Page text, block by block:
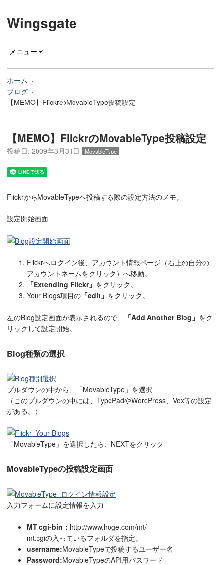
Wingsgate
ホーム
ブログ
【MEMO】FlickrのMovableType投稿設定
【MEMO】FlickrのMovableType投稿設定
投稿日: 2009年3月31日 MovableType
FlickrからMovableTypeへ投稿する際の設定方法のメモ。
設定開始画面
Flickrへログイン後、アカウント情報ページ（右上の自分の
アカウントネームをクリック）へ移動。
「Extending Flickr」 をクリック。
Your Blogs項目の 「edit」 をクリック。
左のBlog設定画面が表示されるので、 「Add Another Blog」 をク
リックして設定開始。
Blog種類の選択
プルダウンの中から、「MovableType」を選択
（このプルダウンの中には、TypePadやWordPress、Vox等の設定
がある。）
「MovableType」を選択したら、NEXTをクリック
MovableTypeの投稿設定画面
入力フォームに設定情報を入力
MT cgi-bin： http://www.hoge.com/mt/
mt.cgiの入っているフォルダを指定。
username:MovableTypeで投稿するユーザー名
Password:MovableTypeのAPI用パスワード